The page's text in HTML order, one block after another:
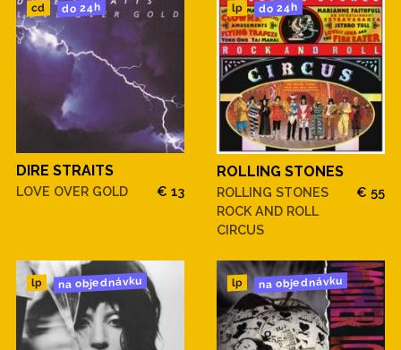
cd do 24h
DIRE STRAITS
LOVE OVER GOLD € 13
lp do 24h
ROLLING STONES
ROLLING STONES
ROCK AND ROLL
CIRCUS
€ 55
lp na objednávku lp na objednávku